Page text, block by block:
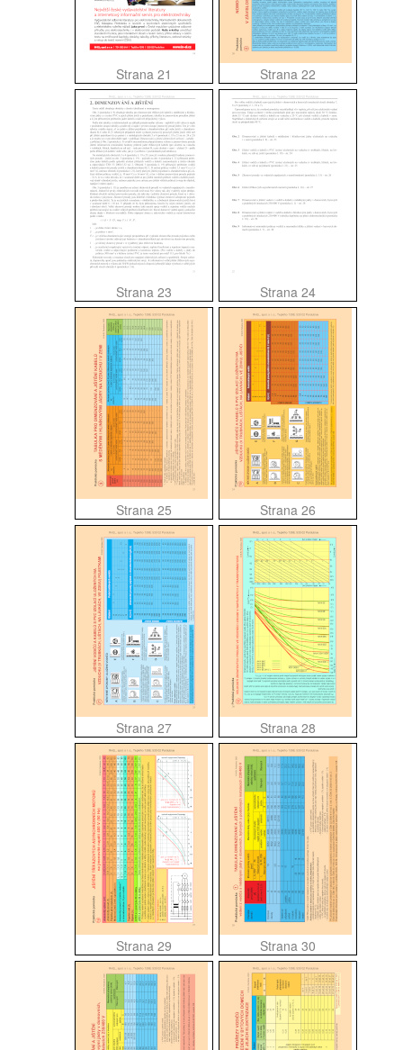
Strana 21 Strana 22
Strana 23 Strana 24
Strana 25 Strana 26
Strana 27 Strana 28
Strana 29 Strana 30